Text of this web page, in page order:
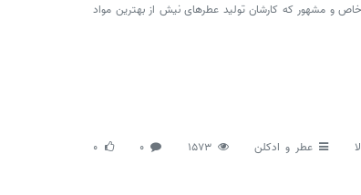
و مشهور که کارشان تولید عطرهای نیش از بهترین مواد
عطر و ادکلن 1573
0
0